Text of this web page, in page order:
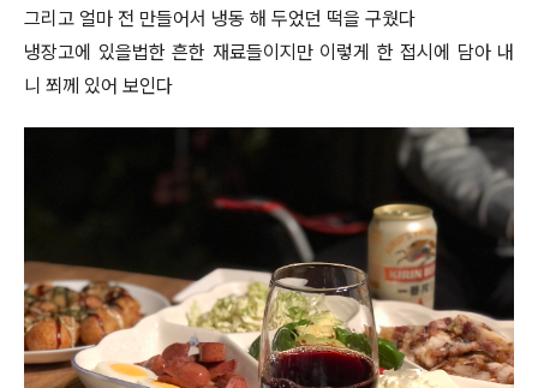
그리고 얼마 전 만들어서 냉동 해 두었던 떡을 구웠다
냉장고에 있을법한 흔한 재료들이지만 이렇게 한 접시에 담아 내
니 쬐께 있어 보인다